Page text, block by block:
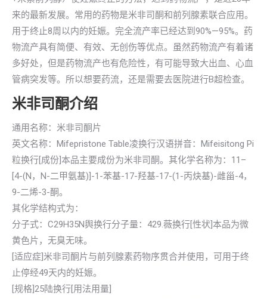
来的最新发展。常用的药物是米非司酮和前列腺素联合应用。
用于终止8周以内的妊娠。完全流产率已经达到90%—95%。药
物流产具有简便、有效、无创伤等优点。虽然药物流产有着诸
多好处，但是药物流产也有危险性，有可能导致大出血、心血
管病突发等。所以想要药流，还是需要去医院进行B超检查。
米非司酮介绍
通用名称：米非司酮片
英文名称：Mifepristone Table凌换行汉语拼音：Mifeisitong Pi
粒换行[成份]本品主要成份为米非司酮。其化学名称为：11–
[4-(N，N-二甲氨基)]-1-苯基-17-羟基-17-(1-丙炔基)-雌甾-4，
9-二烯-3-酮。
其化学结构式为：
分子式：C29H35N舆换行分子量：429.薇换行[性状]本品为微
黄色片，无臭无味。
[适应症]米非司酮片与前列腺素药物序贯合并使用，可用于终
止停经49天内的妊娠。
[规格]25陆换行[用法用量]